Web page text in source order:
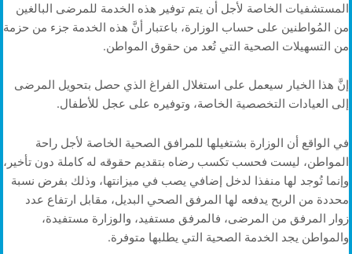
المستشفيات الخاصة لأجل أن يتم توفير هذه الخدمة للمرضى البالغين
من المُواطنين على حساب الوزارة، باعتبار أنَّ هذه الخدمة جزء من حزمة
من التسهيلات الصحية التي تُعد من حقوق المواطن.
إنَّ هذا الخيار سيعمل على استغلال الفراغ الذي حصل بتحويل المرضى
إلى العيادات التخصصية الخاصة، وتوفيره على عجل للأطفال.
في الواقع أن الوزارة بشتغيلها للمرافق الصحية الخاصة لأجل راحة
المواطن، ليست فحسب تكسب رضاه بتقديم حقوقه له كاملة دون تأخير،
وإنما تُوجد لها منفذا لدخل إضافي يصب في ميزانتها، وذلك بفرض نسبة
محددة من الربح يدفعه لها المرفق الصحي البديل، مقابل ارتفاع عدد
زوار المرفق من المرضى، فالمرفق مستفيد، والوزارة مستفيدة،
والمواطن يجد الخدمة الصحية التي يطلبها متوفرة.